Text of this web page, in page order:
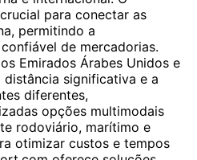
para conectar as
permitindo a
de mercadorias.
Emirados Árabes Unidos e
distância significativa e a
diferentes,
opções multimodais
rodoviário, marítimo e
otimizar custos e tempos